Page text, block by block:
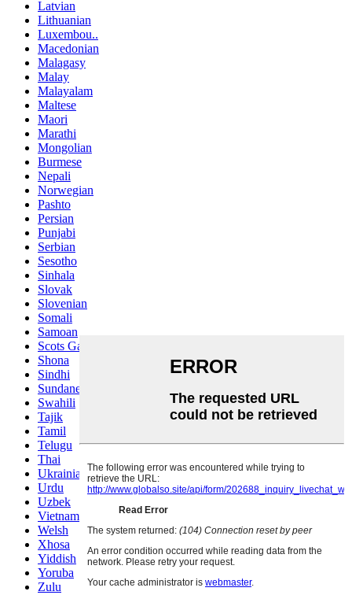
Latvian
Lithuanian
Luxembou..
Macedonian
Malagasy
Malay
Malayalam
Maltese
Maori
Marathi
Mongolian
Burmese
Nepali
Norwegian
Pashto
Persian
Punjabi
Serbian
Sesotho
Sinhala
Slovak
Slovenian
Somali
Samoan
Scots Gaelic
Shona
Sindhi
Sundanese
Swahili
Tajik
Tamil
Telugu
Thai
Ukrainian
Urdu
Uzbek
Vietnamese
Welsh
Xhosa
Yiddish
Yoruba
Zulu